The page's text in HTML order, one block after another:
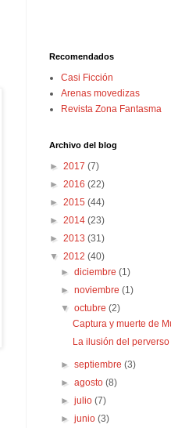
Recomendados
Casi Ficción
Arenas movedizas
Revista Zona Fantasma
Archivo del blog
► 2017 (7)
► 2016 (22)
► 2015 (44)
► 2014 (23)
► 2013 (31)
▼ 2012 (40)
►diciembre(1)
►noviembre(1)
▼octubre(2)
Captura y muerte de
La ilusión del perverso
►septiembre(3)
►agosto(8)
►julio(7)
►junio(3)